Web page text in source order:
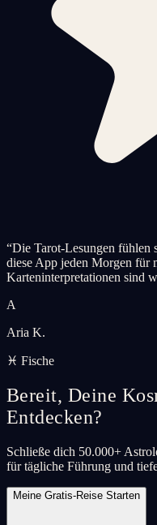
“Die Tarot-Lesungen fühlen
diese App jeden Morgen für
Karteninterpretationen sind
A
Aria K.
♓ Fische
Bereit, Deine
Entdecken?
Schließe dich 50.000+
für tägliche Führung und
Meine Gratis-Reise Starten